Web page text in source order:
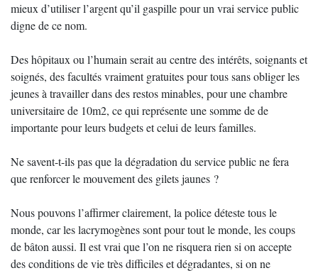
mieux d’utiliser l’argent qu’il gaspille pour un vrai service public
digne de ce nom.
Des hôpitaux ou l’humain serait au centre des intérêts, soignants et
soignés, des facultés vraiment gratuites pour tous sans obliger les
jeunes à travailler dans des restos minables, pour une chambre
universitaire de 10m2, ce qui représente une somme de de
importante pour leurs budgets et celui de leurs familles.
Ne savent-t-ils pas que la dégradation du service public ne fera
que renforcer le mouvement des gilets jaunes ?
Nous pouvons l’affirmer clairement, la police déteste tous le
monde, car les lacrymogènes sont pour tout le monde, les coups
de bâton aussi. Il est vrai que l’on ne risquera rien si on accepte
des conditions de vie très difficiles et dégradantes, si on ne